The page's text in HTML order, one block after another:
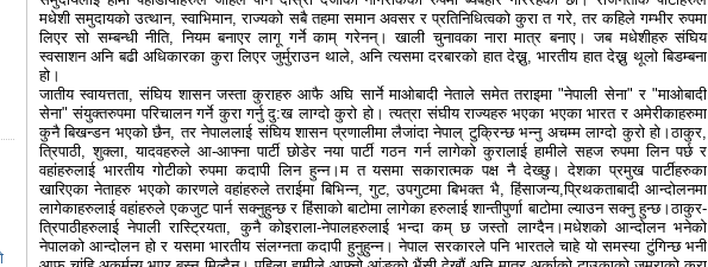
मधेशी समुदायको उत्थान, स्वाभिमान, राज्यको सबै तहमा समान अवसर र प्रतिनिधित्वको कुरा त गरे, तर कहिले गम्भीर रुपमा
लिएर सो सम्बन्धी नीति, नियम बनाएर लागू गर्ने काम् गरेनन्। खाली चुनावका नारा मात्र बनाए। जब मधेशीहरु संघिय
स्वसाशन अनि बढी अधिकारका कुरा लिएर जुर्मुराउन थाले, अनि त्यसमा दरबारको हात देख्नु, भारतीय हात देख्नु थूलो बिडम्बना
हो।
जातीय स्वायत्तता, संघिय शासन जस्ता कुराहरु आफै अघि सार्ने माओबादी नेताले समेत तराइमा "नेपाली सेना" र "माओबादी
सेना" संयुक्तरुपमा परिचालन गर्ने कुरा गर्नु दु:ख लाग्दो कुरो हो। त्यत्रा संघीय राज्यहरु भएका भएका भारत र अमेरीकाहरुमा
कुनै बिखन्डन भएको छैन, तर नेपाललाई संघिय शासन प्रणालीमा लैजांदा नेपाल् टुक्रिन्छ भन्नु अचम्म लाग्दो कुरो हो।ठाकुर,
त्रिपाठी, शुक्ला, यादवहरुले आ-आफ्ना पार्टी छोडेर नया पार्टी गठन गर्न लागेको कुरालाई हामीले सहज रुपमा लिन पर्छ र
वहांहरुलाई भारतीय गोटीको रुपमा कदापी लिन हुन्न।म त यसमा सकारात्मक पक्ष नै देख्छु। देशका प्रमुख पार्टीहरुका
खारिएका नेताहरु भएको कारणले वहांहरुले तराईमा बिभिन्न, गुट, उपगुटमा बिभक्त भै, हिंसाजन्य,प्रिथकताबादी आन्दोलनमा
लागेकाहरुलाई वहांहरुले एकजुट पार्न सक्नुहुन्छ र हिंसाको बाटोमा लागेका हरुलाई शान्तीपुर्णा बाटोमा ल्याउन सक्नु हुन्छ।ठाकुर-
त्रिपाठीहरुलाई नेपाली रास्ट्रियता, कुनै कोइराला-नेपालहरुलाई भन्दा कम् छ जस्तो लाग्दैन।मधेशको आन्दोलन भनेको
नेपालको आन्दोलन हो र यसमा भारतीय संलग्नता कदापी हुनुहुन्न। नेपाल सरकारले पनि भारतले चाहे यो समस्या टुंगिन्छ भनी